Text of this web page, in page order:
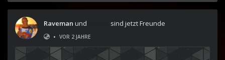
Raveman und
sind jetzt Freunde
• VOR 2 JAHRE